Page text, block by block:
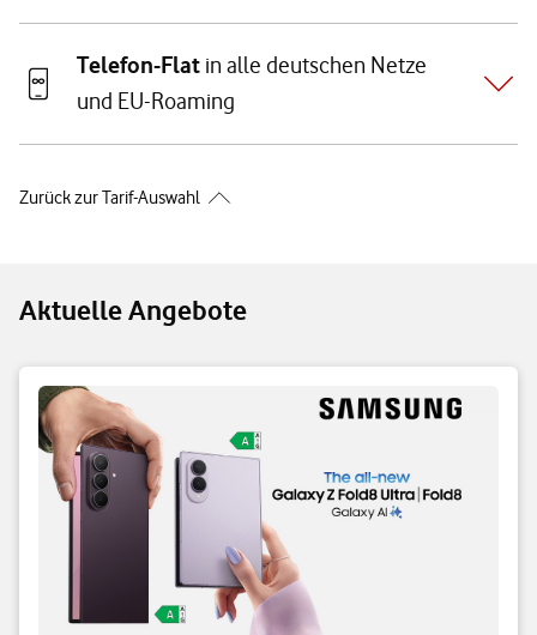
Telefon-Flat in alle deutschen Netze
und EU-Roaming
Zurück zur Tarif-Auswahl
Aktuelle Angebote